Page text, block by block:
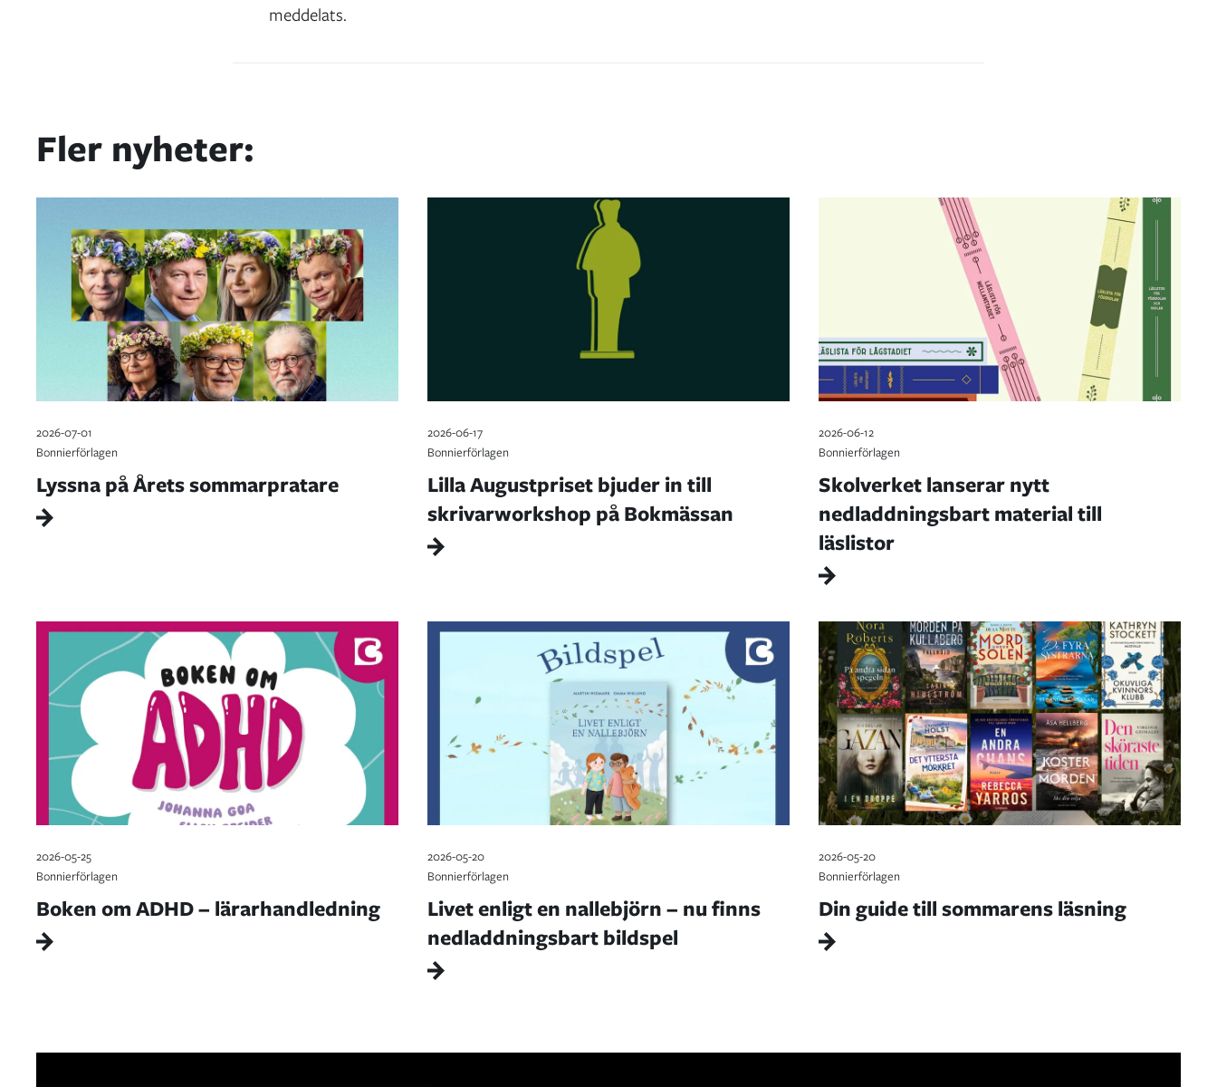
meddelats.
Fler nyheter:
2026-07-01
Bonnierförlagen
Lyssna på Årets sommarpratare
2026-06-17
Bonnierförlagen
Lilla Augustpriset bjuder in till
skrivarworkshop på Bokmässan
2026-06-12
Bonnierförlagen
Skolverket lanserar nytt
nedladdningsbart material till
läslistor
2026-05-25
Bonnierförlagen
Boken om ADHD – lärarhandledning
2026-05-20
Bonnierförlagen
Livet enligt en nallebjörn – nu finns
nedladdningsbart bildspel
2026-05-20
Bonnierförlagen
Din guide till sommarens läsning